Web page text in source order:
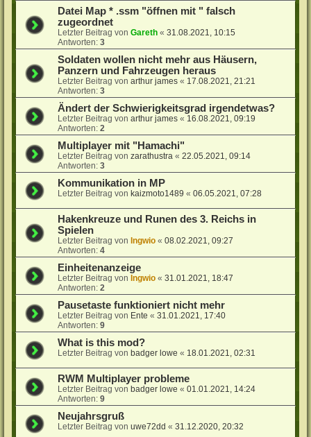
Datei Map * .ssm "öffnen mit " falsch
zugeordnet
Letzter Beitrag vonGareth «31.08.2021, 10:15
Antworten:3
Soldaten wollen nicht mehr aus Häusern,
Panzern und Fahrzeugen heraus
Letzter Beitrag vonarthur james « 17.08.2021, 21:21
Antworten:3
Ändert der Schwierigkeitsgrad irgendetwas?
Letzter Beitrag vonarthur james « 16.08.2021, 09:19
Antworten:2
Multiplayer mit "Hamachi"
Letzter Beitrag vonzarathustra «22.05.2021, 09:14
Antworten:3
Kommunikation in MP
Letzter Beitrag von kaizmoto1489 «06.05.2021, 07:28
Hakenkreuze und Runen des 3. Reichs in
Spielen
Letzter Beitrag von Ingwio «08.02.2021, 09:27
Antworten:4
Einheitenanzeige
Letzter Beitrag von Ingwio «31.01.2021, 18:47
Antworten:2
Pausetaste funktioniert nicht mehr
Letzter Beitrag von Ente «31.01.2021, 17:40
Antworten:9
What is this mod?
Letzter Beitrag von badger lowe « 18.01.2021, 02:31
RWM Multiplayer probleme
Letzter Beitrag von badger lowe «01.01.2021, 14:24
Antworten:9
Neujahrsgruß
Letzter Beitrag vonuwe72dd «31.12.2020, 20:32